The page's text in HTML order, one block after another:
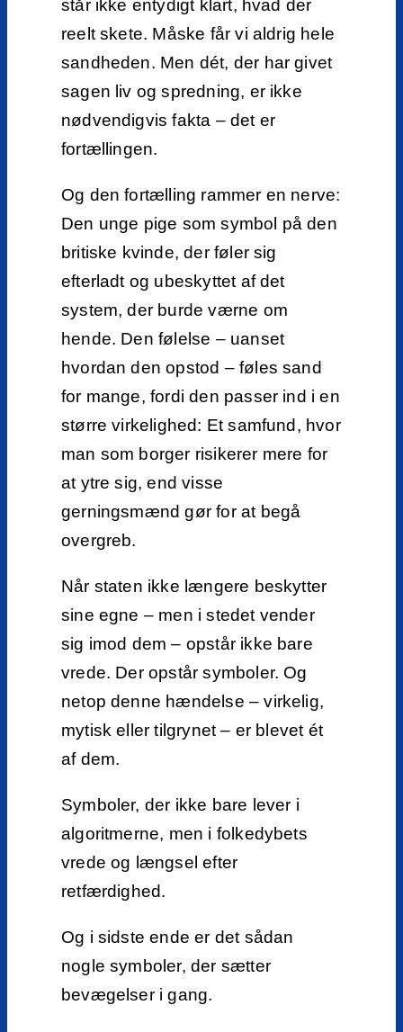
står ikke entydigt klart, hvad der
reelt skete. Måske får vi aldrig hele
sandheden. Men dét, der har givet
sagen liv og spredning, er ikke
nødvendigvis fakta – det er
fortællingen.
Og den fortælling rammer en nerve:
Den unge pige som symbol på den
britiske kvinde, der føler sig
efterladt og ubeskyttet af det
system, der burde værne om
hende. Den følelse – uanset
hvordan den opstod – føles sand
for mange, fordi den passer ind i en
større virkelighed: Et samfund, hvor
man som borger risikerer mere for
at ytre sig, end visse
gerningsmænd gør for at begå
overgreb.
Når staten ikke længere beskytter
sine egne – men i stedet vender
sig imod dem – opstår ikke bare
vrede. Der opstår symboler. Og
netop denne hændelse – virkelig,
mytisk eller tilgrynet – er blevet ét
af dem.
Symboler, der ikke bare lever i
algoritmerne, men i folkedybets
vrede og længsel efter
retfærdighed.
Og i sidste ende er det sådan
nogle symboler, der sætter
bevægelser i gang.